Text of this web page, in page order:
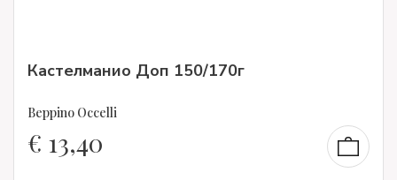
Кастелманио Доп 150/170г
Beppino Occelli
€ 13,40